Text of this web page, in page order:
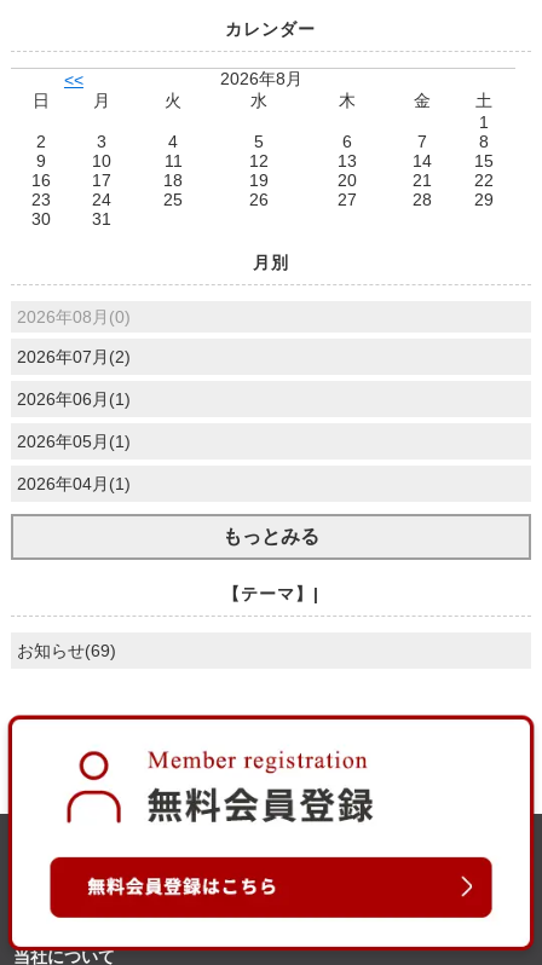
カレンダー
<<
2026年8月
日
月 火 水 木 金
土
1
2
3 4 5 6 7
8
9
10 11 12 13 14
15
16
17 18 19 20 21
22
23
24 25 26 27 28
29
30
31
月別
2026年08月(0)
2026年07月(2)
2026年06月(1)
2026年05月(1)
2026年04月(1)
もっとみる
【テーマ】|
お知らせ(69)
当社について